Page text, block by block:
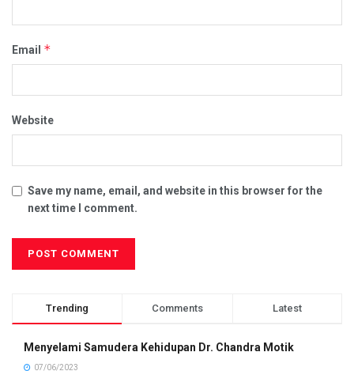
Email *
Website
Save my name, email, and website in this browser for the
next time I comment.
Trending Comments Latest
Menyelami Samudera Kehidupan Dr. Chandra Motik
07/06/2023